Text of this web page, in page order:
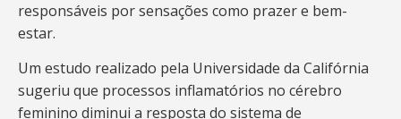
responsáveis por sensações como prazer e bem-
estar.
Um estudo realizado pela Universidade da Califórnia
sugeriu que processos inflamatórios no cérebro
feminino diminui a resposta do sistema de